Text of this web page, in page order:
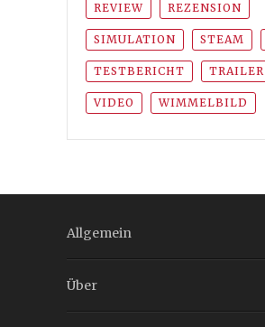
REVIEW REZENSION
SIMULATION STEAM
TESTBERICHT TRAILER
VIDEO WIMMELBILD
Allgemein
Über